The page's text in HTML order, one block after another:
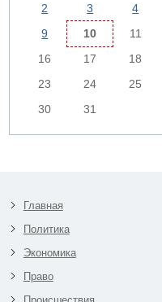
2
3 4
9
10 11
16
17 18
23
24 25
30
31
Главная
Политика
Экономика
Право